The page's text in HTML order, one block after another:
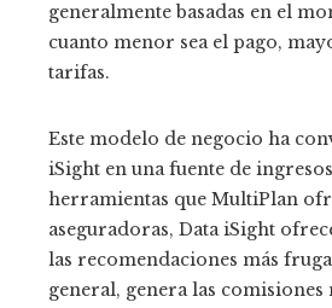
generalmente basadas en el
cuanto menor sea el pago,
tarifas.
Este modelo de negocio ha
iSight en una fuente de
herramientas que MultiPlan
aseguradoras, Data iSight
las recomendaciones más
general, genera las comisiones